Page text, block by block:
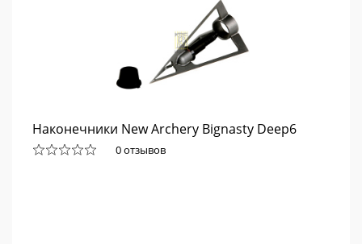
Наконечники New Archery Bignasty Deep6
0 отзывов